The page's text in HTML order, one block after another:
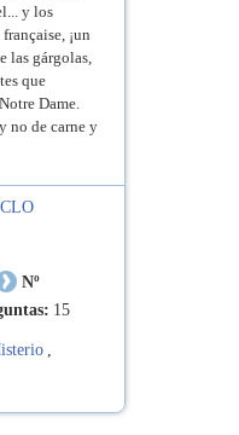
y los
¡un
las gárgolas,
que
Dame.
no de carne y
Nº
15
,